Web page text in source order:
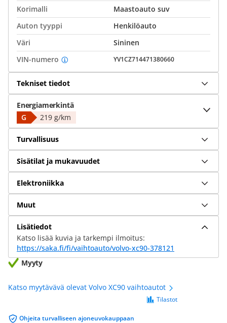
Korimalli
Maastoauto suv
Auton tyyppi
Henkilöauto
Väri
Sininen
VIN-numero
YV1CZ714471380660
Tekniset tiedot
Energiamerkintä
G
219 g/km
Turvallisuus
Sisätilat ja mukavuudet
Elektroniikka
Muut
Lisätiedot
Katso lisää kuvia ja tarkempi ilmoitus:
https://saka.fi/fi/vaihtoauto/volvo-xc90-378121
Myyty
Katso myytävävä olevat Volvo XC90 vaihtoautot
Ohjeita turvalliseen ajoneuvokauppaan
Tilastot